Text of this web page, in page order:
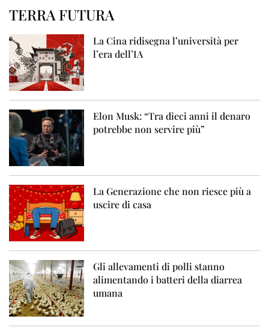
TERRA FUTURA
La Cina ridisegna l’università per
l’era dell’IA
Elon Musk: “Tra dieci anni il denaro
potrebbe non servire più”
La Generazione che non riesce più a
uscire di casa
Gli allevamenti di polli stanno
alimentando i batteri della diarrea
umana